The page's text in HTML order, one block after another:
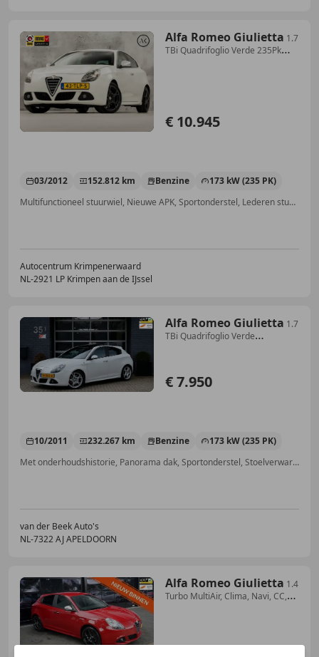
Alfa Romeo Giulietta 1.7
TBi Quadrifoglio Verde 235Pk
€ 10.945
03/2012 152.812 km Benzine
173 kW (235 PK)
Multifunctioneel stuurwiel, Nieuwe APK, Sportonderstel, Lederen stuurwiel, Elektrische ramen, Garantie, Xenon verlichting, Apple CarPlay
Autocentrum Krimpenerwaard
NL-2921 LP Krimpen aan de IJssel
Alfa Romeo Giulietta 1.7
TBi Quadrifoglio Verde
€ 7.950
10/2011 232.267 km Benzine
173 kW (235 PK)
Met onderhoudshistorie, Panorama dak, Sportonderstel, Stoelverwarming, Lederen stuurwiel, Multifunctioneel stuurwiel, Radio, ABS
van der Beek Auto's
NL-7322 AJ APELDOORN
Alfa Romeo Giulietta 1.4
Turbo MultiAir, Clima, Navi, CC,